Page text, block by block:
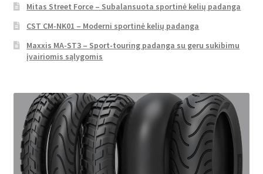
Mitas Street Force – Subalansuota sportinė kelių padanga
CST CM-NK01 – Moderni sportinė kelių padanga
Maxxis MA-ST3 – Sport-touring padanga su geru sukibimu
įvairiomis sąlygomis